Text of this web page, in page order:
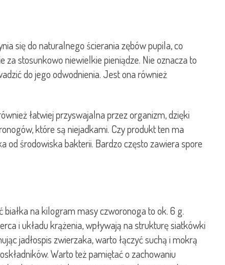
się do naturalnego ścierania zębów pupila, co
za stosunkowo niewielkie pieniądze. Nie oznacza to
do jego odwodnienia. Jest ona również
łatwiej przyswajalna przez organizm, dzięki
które są niejadkami. Czy produkt ten ma
od środowiska bakterii. Bardzo często zawiera spore
na kilogram masy czworonoga to ok. 6 g.
i układu krążenia, wpływają na strukturę siatkówki
jadłospis zwierzaka, warto łączyć suchą i mokrą
Warto też pamiętać o zachowaniu